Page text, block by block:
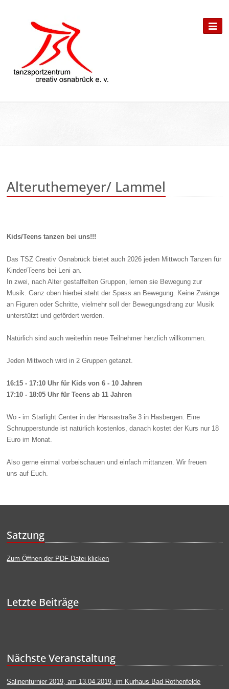
Alteruthemeyer/ Lammel
Kids/Teens tanzen bei uns!!!
Das TSZ Creativ Osnabrück bietet auch 2026 jeden Mittwoch Tanzen für
Kinder/Teens bei Leni an.
In zwei, nach Alter gestaffelten Gruppen, lernen sie Bewegung zur
Musik. Ganz oben hierbei steht der Spass an Bewegung. Keine Zwänge
an Figuren oder Schritte, vielmehr soll der Bewegungsdrang zur Musik
unterstützt und gefördert werden.
Natürlich sind auch weiterhin neue Teilnehmer herzlich willkommen.
Jeden Mittwoch wird in 2 Gruppen getanzt.
16:15 - 17:10 Uhrfür Kids von 6 - 10 Jahren
17:10 - 18:05 Uhr für Teens ab 11 Jahren
Wo - im Starlight Center inder Hansastraße3 in Hasbergen. Eine
Schnupperstunde ist natürlich kostenlos, danach kostet der Kurs nur 18
Euro im Monat.
Also gerne einmal vorbeischauen und einfach mittanzen.Wir freuen
uns auf Euch.
Satzung
Zum Öffnen der PDF-Datei klicken
Letzte Beiträge
Nächste Veranstaltung
Salinenturnier 2019, am 13.04.2019, im Kurhaus Bad Rothenfelde